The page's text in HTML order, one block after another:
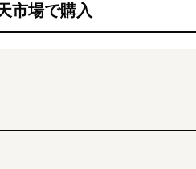
市場で購入